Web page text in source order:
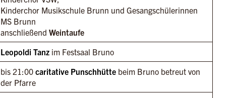
Kinderchor Musikschule Brunn und Gesangschülerinnen
MS Brunn
anschließend Weintaufe
Leopoldi Tanzim Festsaal Bruno
bis 21:00 caritative Punschhütte beim Bruno betreut von
der Pfarre